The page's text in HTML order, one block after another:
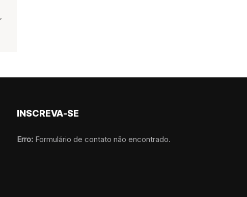
INSCREVA-SE
Erro: Formulário de contato não encontrado.